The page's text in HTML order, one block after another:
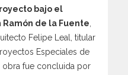
bajo el
de la Fuente
Felipe Leal, titular
Especiales de
obra fue concluida por